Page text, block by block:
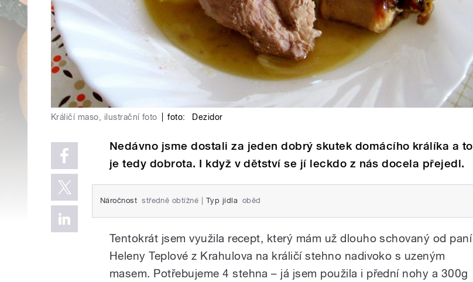
Králičí maso, ilustrační foto foto: Dezidor
Nedávno jsme dostali za jeden dobrý skutek domácího králíka a to
je tedy dobrota. I když v dětství se jí leckdo z nás docela přejedl.
Náročnost středně obtížné Typ jídla oběd
Tentokrát jsem využila recept, který mám už dlouho schovaný od paní
Heleny Teplové z Krahulova na králičí stehno nadivoko s uzeným
masem. Potřebujeme 4 stehna – já jsem použila i přední nohy a 300g